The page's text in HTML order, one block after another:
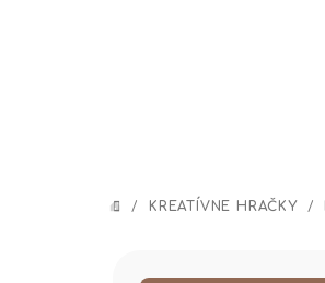
DOMOV
/ KREATÍVNE HRAČKY /